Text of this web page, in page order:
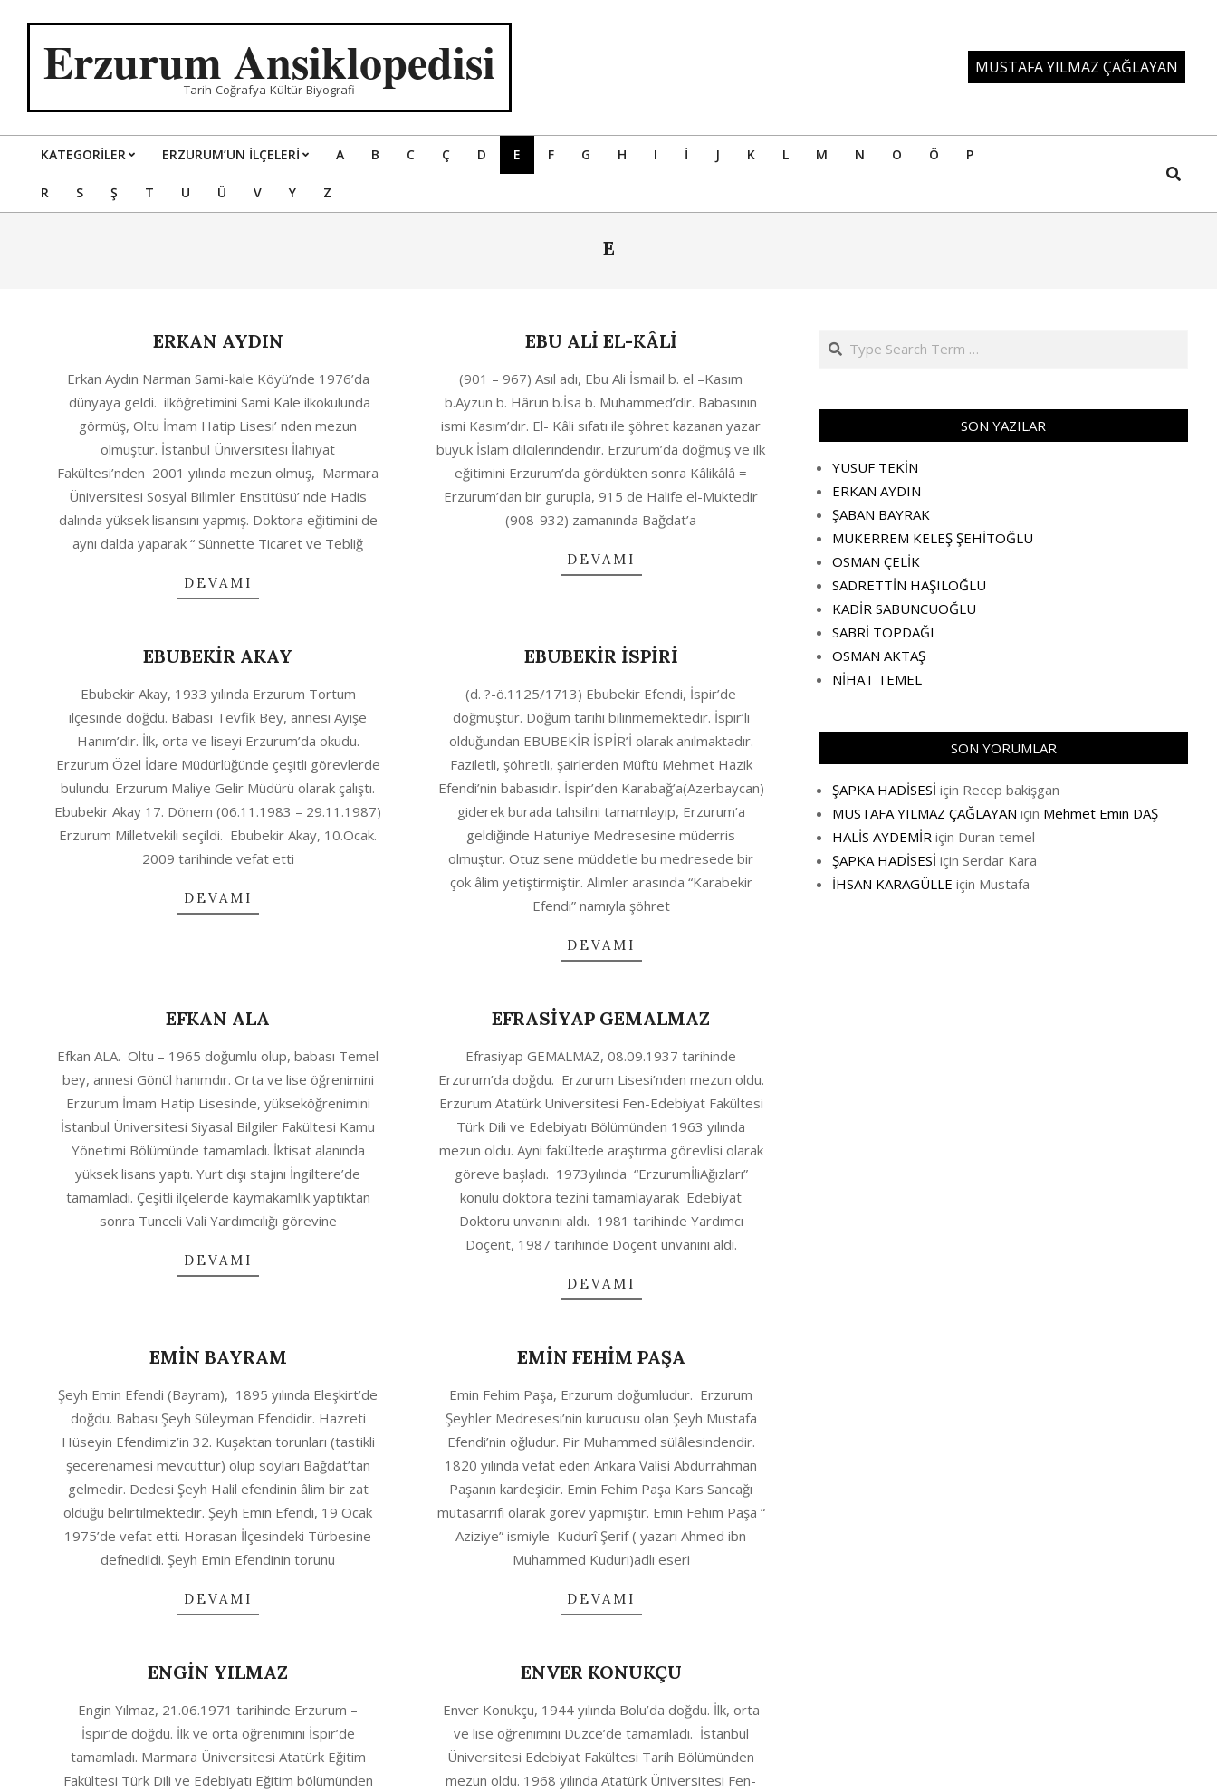
Erzurum Ansiklopedisi
Tarih-Coğrafya-Kültür-Biyografi
MUSTAFA YILMAZ ÇAĞLAYAN
Primary
Navigation
KATEGORILER ERZURUM’UN İLÇELERİ A B C Ç D E F G H I İ J K L M N O Ö P
R S Ş T U Ü V Y Z
Search
E
ERKAN AYDIN
05-Erkan Aydın Narman Sami-kale Köyü’nde 1976’da
dünyaya geldi. ilköğretimini Sami Kale ilkokulunda
görmüş, Oltu İmam Hatip Lisesi’ nden mezun
olmuştur. İstanbul Üniversitesi İlahiyat
Fakültesi’nden 2001 yılında mezun olmuş, Marmara
Üniversitesi Sosyal Bilimler Enstitüsü’ nde Hadis
dalında yüksek lisansını yapmış. Doktora eğitimini de
aynı dalda yaparak “ Sünnette Ticaret ve Tebliğ
DEVAMI
EBU ALİ EL-KÂLİ
04
(901 – 967) Asıl adı, Ebu Ali İsmail b. el –Kasım
b.Ayzun b. Hârun b.İsa b. Muhammed’dir. Babasının
ismi Kasım’dır. El- Kâli sıfatı ile şöhret kazanan yazar
büyük İslam dilcilerindendir. Erzurum’da doğmuş ve ilk
eğitimini Erzurum’da gördükten sonra Kâlikâlâ =
Erzurum’dan bir gurupla, 915 de Halife el-Muktedir
(908-932) zamanında Bağdat’a
DEVAMI
EBUBEKİR AKAY
Ebubekir Akay, 1933 yılında Erzurum Tortum
ilçesinde doğdu. Babası Tevfik Bey, annesi Ayişe
Hanım’dır. İlk, orta ve liseyi Erzurum’da okudu.
Erzurum Özel İdare Müdürlüğünde çeşitli görevlerde
bulundu. Erzurum Maliye Gelir Müdürü olarak çalıştı.
Ebubekir Akay 17. Dönem (06.11.1983 – 29.11.1987)
Erzurum Milletvekili seçildi. Ebubekir Akay, 10.Ocak.
2009 tarihinde vefat etti
DEVAMI
EBUBEKİR İSPİRİ
(d. ?-ö.1125/1713) Ebubekir Efendi, İspir’de
doğmuştur. Doğum tarihi bilinmemektedir. İspir’li
olduğundan EBUBEKİR İSPİR’İ olarak anılmaktadır.
Faziletli, şöhretli, şairlerden Müftü Mehmet Hazik
Efendi’nin babasıdır. İspir’den Karabağ’a(Azerbaycan)
giderek burada tahsilini tamamlayıp, Erzurum’a
geldiğinde Hatuniye Medresesine müderris
olmuştur. Otuz sene müddetle bu medresede bir
çok âlim yetiştirmiştir. Alimler arasında “Karabekir
Efendi” namıyla şöhret
DEVAMI
EFKAN ALA
10-
11
Efkan ALA. Oltu – 1965 doğumlu olup, babası Temel
bey, annesi Gönül hanımdır. Orta ve lise öğrenimini
Erzurum İmam Hatip Lisesinde, yükseköğrenimini
İstanbul Üniversitesi Siyasal Bilgiler Fakültesi Kamu
Yönetimi Bölümünde tamamladı. İktisat alanında
yüksek lisans yaptı. Yurt dışı stajını İngiltere’de
tamamladı. Çeşitli ilçelerde kaymakamlık yaptıktan
sonra Tunceli Vali Yardımcılığı görevine
DEVAMI
EFRASİYAP GEMALMAZ
04
Efrasiyap GEMALMAZ, 08.09.1937 tarihinde
Erzurum’da doğdu. Erzurum Lisesi’nden mezun oldu.
Erzurum Atatürk Üniversitesi Fen-Edebiyat Fakültesi
Türk Dili ve Edebiyatı Bölümünden 1963 yılında
mezun oldu. Ayni fakültede araştırma görevlisi olarak
göreve başladı. 1973yılında “ErzurumİliAğızları”
konulu doktora tezini tamamlayarak Edebiyat
Doktoru unvanını aldı. 1981 tarihinde Yardımcı
Doçent, 1987 tarihinde Doçent unvanını aldı.
DEVAMI
EMİN BAYRAM
10-
Şeyh Emin Efendi (Bayram), 1895 yılında Eleşkirt’de
doğdu. Babası Şeyh Süleyman Efendidir. Hazreti
Hüseyin Efendimiz’in 32. Kuşaktan torunları (tastikli
şecerenamesi mevcuttur) olup soyları Bağdat’tan
gelmedir. Dedesi Şeyh Halil efendinin âlim bir zat
olduğu belirtilmektedir. Şeyh Emin Efendi, 19 Ocak
1975’de vefat etti. Horasan İlçesindeki Türbesine
defnedildi. Şeyh Emin Efendinin torunu
DEVAMI
EMİN FEHİM PAŞA
10-
04
Emin Fehim Paşa, Erzurum doğumludur. Erzurum
Şeyhler Medresesi’nin kurucusu olan Şeyh Mustafa
Efendi’nin oğludur. Pir Muhammed sülâlesindendir.
1820 yılında vefat eden Ankara Valisi Abdurrahman
Paşanın kardeşidir. Emin Fehim Paşa Kars Sancağı
mutasarrıfı olarak görev yapmıştır. Emin Fehim Paşa “
Aziziye” ismiyle Kudurî Şerif ( yazarı Ahmed ibn
Muhammed Kuduri)adlı eseri
DEVAMI
ENGİN YILMAZ
Engin Yılmaz, 21.06.1971 tarihinde Erzurum –
İspir’de doğdu. İlk ve orta öğrenimini İspir’de
tamamladı. Marmara Üniversitesi Atatürk Eğitim
Fakültesi Türk Dili ve Edebiyatı Eğitim bölümünden
ENVER KONUKÇU
10-
Enver Konukçu, 1944 yılında Bolu’da doğdu. İlk, orta
ve lise öğrenimini Düzce’de tamamladı. İstanbul
Üniversitesi Edebiyat Fakültesi Tarih Bölümünden
mezun oldu. 1968 yılında Atatürk Üniversitesi Fen-
Search
SON YAZILAR
YUSUF TEKİN
ERKAN AYDIN
ŞABAN BAYRAK
MÜKERREM KELEŞ ŞEHİTOĞLU
OSMAN ÇELİK
SADRETTİN HAŞILOĞLU
KADİR SABUNCUOĞLU
SABRİ TOPDAĞI
OSMAN AKTAŞ
NİHAT TEMEL
SON YORUMLAR
ŞAPKA HADİSESİ için Recep bakişgan
MUSTAFA YILMAZ ÇAĞLAYAN için Mehmet Emin DAŞ
HALİS AYDEMİR için Duran temel
ŞAPKA HADİSESİ için Serdar Kara
İHSAN KARAGÜLLE için Mustafa